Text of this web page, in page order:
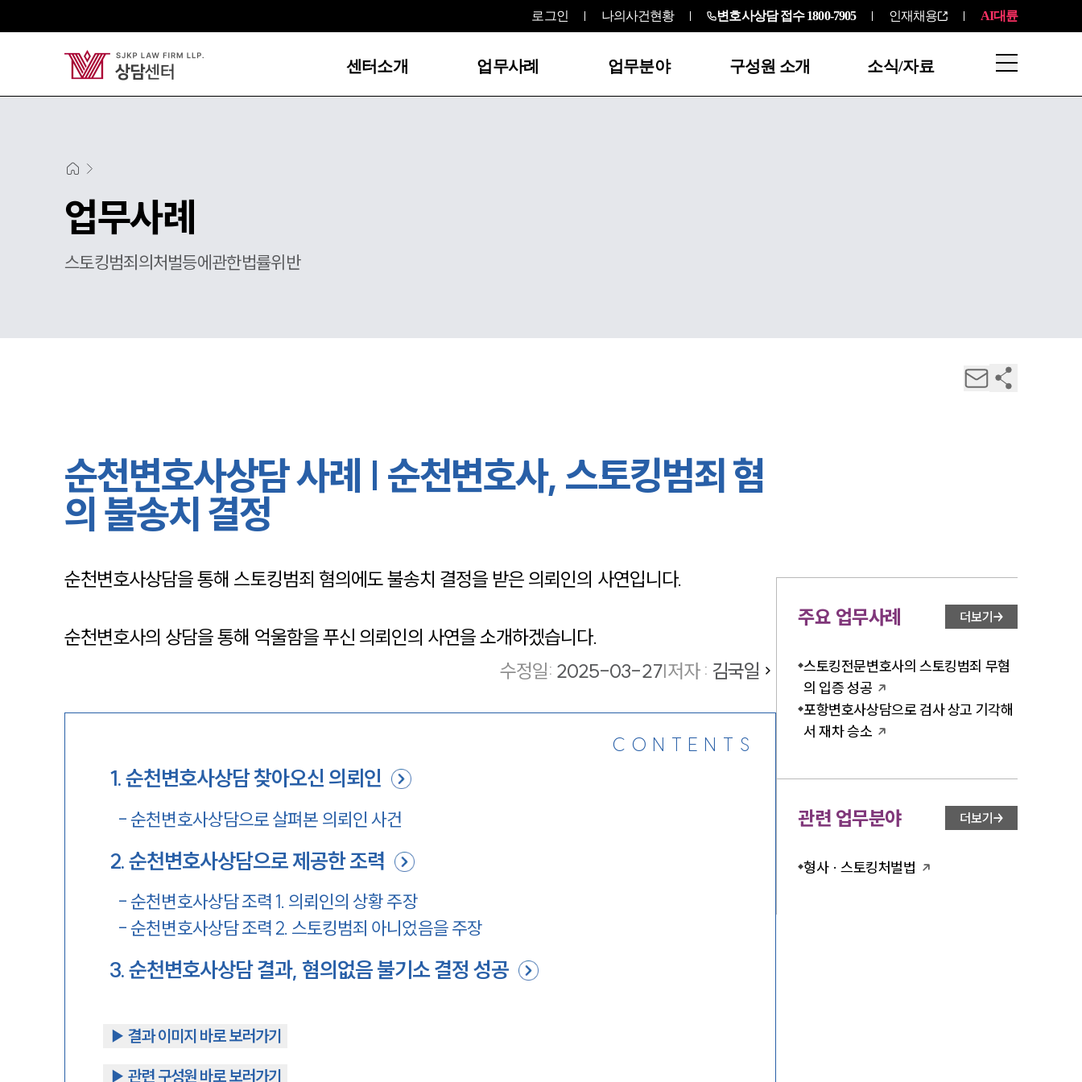
로그인 나의사건현황 변호사상담 접수 1800-7905 인재채용 AI대륜
센터소개 업무사례 업무분야 구성원 소개 소식/자료
업무사례
스토킹범죄의처벌등에관한법률위반
순천변호사상담 사례 | 순천변호사, 스토킹범죄 혐
의 불송치 결정
순천변호사상담을 통해 스토킹범죄 혐의에도 불송치 결정을 받은 의뢰인의 사연입니다.
순천변호사의 상담을 통해 억울함을 푸신 의뢰인의 사연을 소개하겠습니다.
수정일: 2025-03-27|저자 : 김국일
CONTENTS
1.순천변호사상담 찾아오신 의뢰인
-순천변호사상담으로 살펴본 의뢰인 사건
2.순천변호사상담으로 제공한 조력
-순천변호사상담 조력 1. 의뢰인의 상황 주장
-순천변호사상담 조력 2. 스토킹범죄 아니었음을 주장
3.순천변호사상담 결과, 혐의없음 불기소 결정 성공
▶︎ 결과 이미지 바로 보러가기
▶︎ 관련 구성원 바로 보러가기
주요 업무사례 더보기
스토킹전문변호사의 스토킹범죄 무혐
의 입증 성공
포항변호사상담으로 검사 상고 기각해
서 재차 승소
관련 업무분야 더보기
형사 · 스토킹처벌법